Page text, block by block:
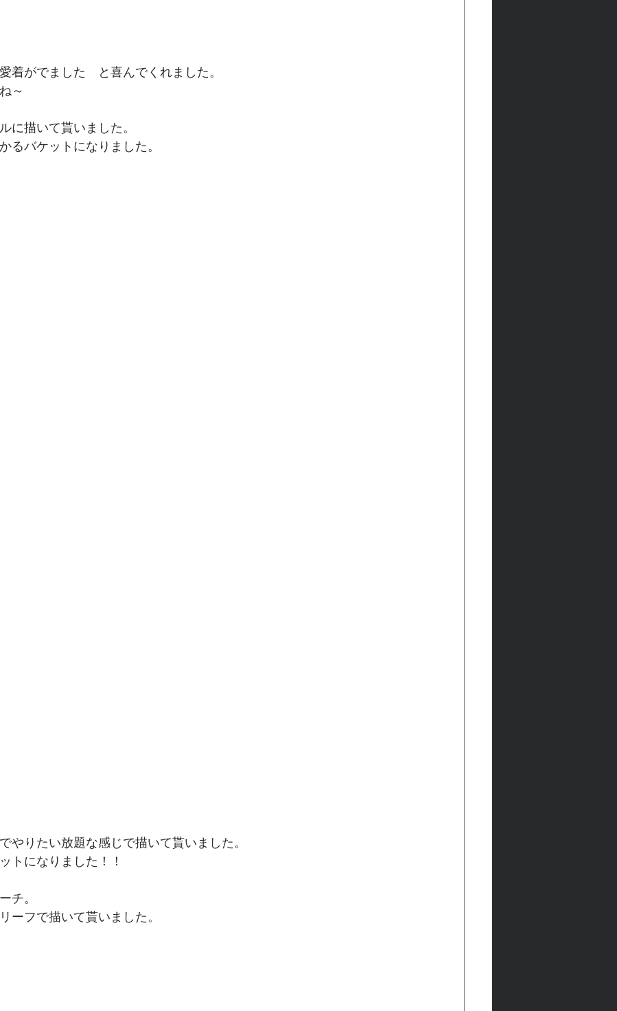
着がでました　と喜んでくれました。
～
に描いて貰いました。
るバケットになりました。
やりたい放題な感じで描いて貰いました。
トになりました！！
チ。
ーフで描いて貰いました。